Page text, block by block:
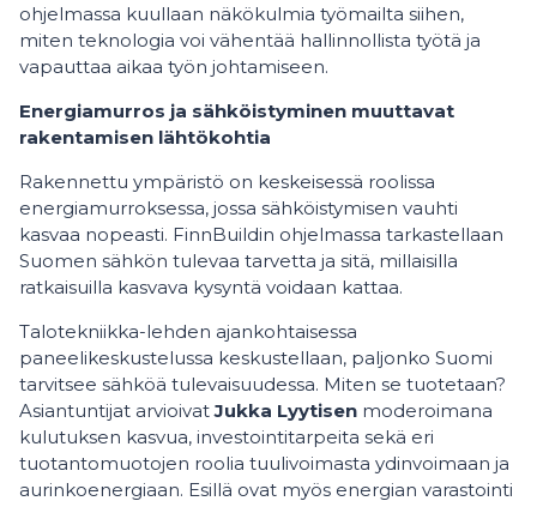
ohjelmassa kuullaan näkökulmia työmailta siihen,
miten teknologia voi vähentää hallinnollista työtä ja
vapauttaa aikaa työn johtamiseen.
Energiamurros ja sähköistyminen muuttavat
rakentamisen lähtökohtia
Rakennettu ympäristö on keskeisessä roolissa
energiamurroksessa, jossa sähköistymisen vauhti
kasvaa nopeasti. FinnBuildin ohjelmassa tarkastellaan
Suomen sähkön tulevaa tarvetta ja sitä, millaisilla
ratkaisuilla kasvava kysyntä voidaan kattaa.
Talotekniikka-lehden ajankohtaisessa
paneelikeskustelussa keskustellaan, paljonko Suomi
tarvitsee sähköä tulevaisuudessa. Miten se tuotetaan?
Asiantuntijat arvioivatJukka Lyytisen moderoimana
kulutuksen kasvua, investointitarpeita sekä eri
tuotantomuotojen roolia tuulivoimasta ydinvoimaan ja
aurinkoenergiaan. Esillä ovat myös energian varastointi